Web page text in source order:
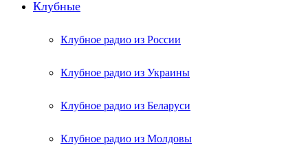
Клубные
Клубное радио из России
Клубное радио из Украины
Клубное радио из Беларуси
Клубное радио из Молдовы